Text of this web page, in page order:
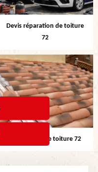
Devis réparation de toiture
72
Rénovation de toiture 72